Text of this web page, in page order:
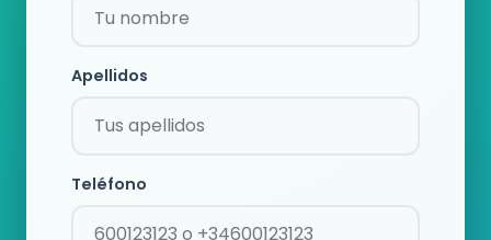
Apellidos
Teléfono